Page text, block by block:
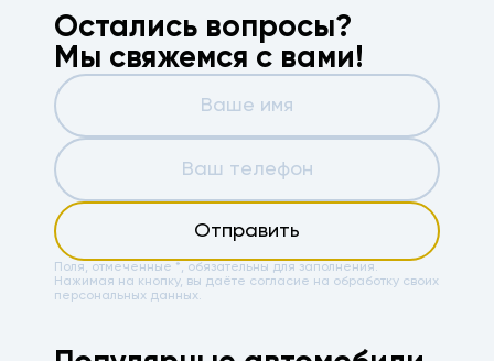
Остались вопросы?
Мы свяжемся с вами!
Отправить
Поля, отмеченные *, обязательны для заполнения.
Нажимая на кнопку, вы даёте согласие на обработку своих
персональных данных.